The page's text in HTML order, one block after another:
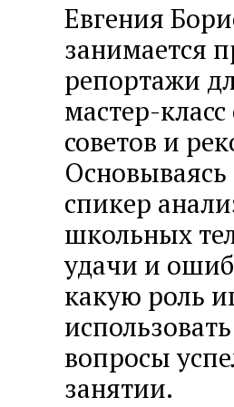
Евгения
занимается
репортажи
мастер-
советов и
спикер
школьных
удачи и
какую роль
вопросы
занятии.